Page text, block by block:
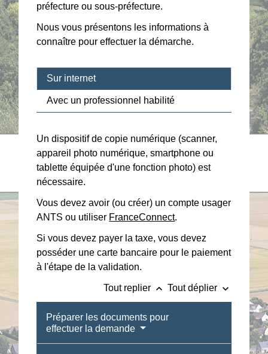
préfecture ou sous-préfecture.
Nous vous présentons les informations à
connaître pour effectuer la démarche.
Sur internet
Avec un professionnel habilité
Un dispositif de copie numérique (scanner,
appareil photo numérique, smartphone ou
tablette équipée d'une fonction photo) est
nécessaire.
Vous devez avoir (ou créer) un compte usager
ANTS ou utiliser FranceConnect.
Si vous devez payer la taxe, vous devez
posséder une carte bancaire pour le paiement
à l'étape de la validation.
Tout replier keyboard_arrow_up Tout déplier keyboard_arrow_down
Préparer les documents pour
effectuer la demande